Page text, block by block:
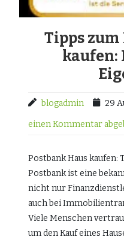
Tipps zum
kaufen:
blogadmin 29
einen Kommentar
Postbank Haus
Postbank ist eine
nicht nur
auch bei
Viele Menschen
um den Kauf eines